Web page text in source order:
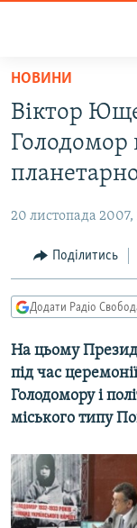
Перейти
основного
матеріалу
до
основної
Перейти
до
пошуку
ВСЕ ЗА ДОБУ
ЕКОНОМІКА
СУСПІЛЬСТВО
УКРАЇНА
СВІТ
РОСІЙСЬКА
ДОНБАС.РЕАЛІЇ
ТИ ЯК?
СХЕМИ
ПРИАЗОВ’Я
МУЛЬТИМЕДІА
ФОТО
СПЕЦПРОЄКТИ
НОВИНИ
Віктор
Голодомор
20 листопада 2007,
Поділитись
Додати Радіо
На цьому
пiд час
Голодомору i
мiського типу